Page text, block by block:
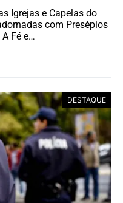
Igrejas e Capelas do
com Presépios
Fé e…
DESTAQUE